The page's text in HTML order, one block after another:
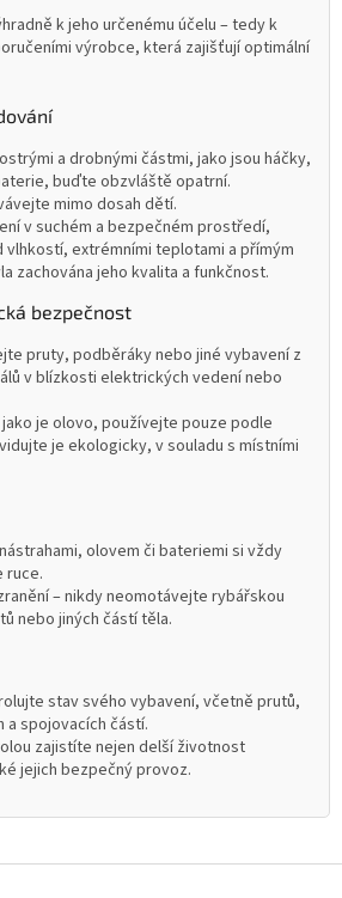
k jeho určenému účelu – tedy k
výrobce, která zajišťují optimální
a drobnými částmi, jako jsou háčky,
buďte obzvláště opatrní.
mimo dosah dětí.
v suchém a bezpečném prostředí,
vlhkostí, extrémními teplotami a přímým
zachována jeho kvalita a funkčnost.
bezpečnost
pruty, podběráky nebo jiné vybavení z
v blízkosti elektrických vedení nebo
je olovo, používejte pouze podle
je ekologicky, v souladu s místními
olovem či bateriemi si vždy
ruce.
– nikdy neomotávejte rybářskou
nebo jiných částí těla.
stav svého vybavení, včetně prutů,
a spojovacích částí.
zajistíte nejen delší životnost
jejich bezpečný provoz.